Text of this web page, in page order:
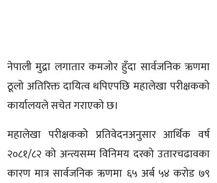
नेपाली मुद्रा लगातार कमजोर हुँदा सार्वजनिक ऋणमा
ठूलो अतिरिक्त दायित्व थपिएपछि महालेखा परीक्षकको
कार्यालयले सचेत गराएको छ।
महालेखा परीक्षकको प्रतिवेदनअनुसार आर्थिक वर्ष
२०८१/८२ को अन्त्यसम्म विनिमय दरको उतारचढावका
कारण मात्र सार्वजनिक ऋणमा ६५ अर्ब ५४ करोड ७९